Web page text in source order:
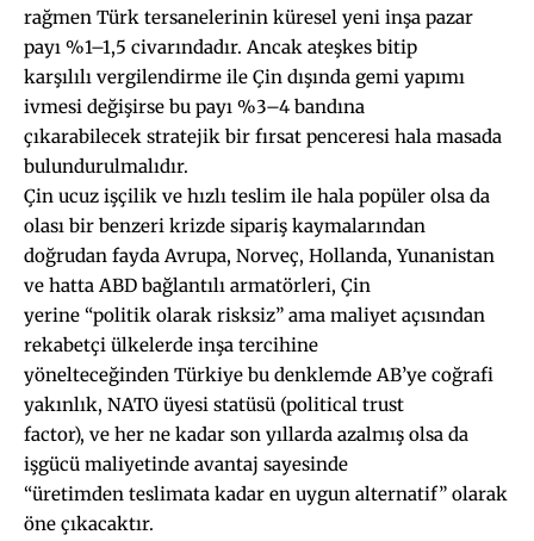
rağmen Türk tersanelerinin küresel yeni inşa pazar
payı %1–1,5 civarındadır. Ancak ateşkes bitip
karşılılı vergilendirme ile Çin dışında gemi yapımı
ivmesi değişirse bu payı %3–4 bandına
çıkarabilecek stratejik bir fırsat penceresi hala masada
bulundurulmalıdır.
Çin ucuz işçilik ve hızlı teslim ile hala popüler olsa da
olası bir benzeri krizde sipariş kaymalarından
doğrudan fayda Avrupa, Norveç, Hollanda, Yunanistan
ve hatta ABD bağlantılı armatörleri, Çin
yerine “politik olarak risksiz” ama maliyet açısından
rekabetçi ülkelerde inşa tercihine
yönelteceğinden Türkiye bu denklemde AB’ye coğrafi
yakınlık, NATO üyesi statüsü (political trust
factor), ve her ne kadar son yıllarda azalmış olsa da
işgücü maliyetinde avantaj sayesinde
“üretimden teslimata kadar en uygun alternatif” olarak
öne çıkacaktır.